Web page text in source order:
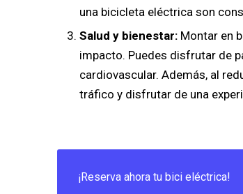
una bicicleta eléctrica son
Salud y bienestar: Montar en
impacto. Puedes disfrutar de
cardiovascular. Además, al
tráfico y disfrutar de una
¡Reserva ahora tu bici eléctrica!